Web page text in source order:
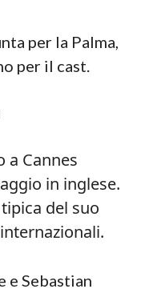
per la Palma,
per il cast.
Cannes
in inglese.
del suo
e Sebastian